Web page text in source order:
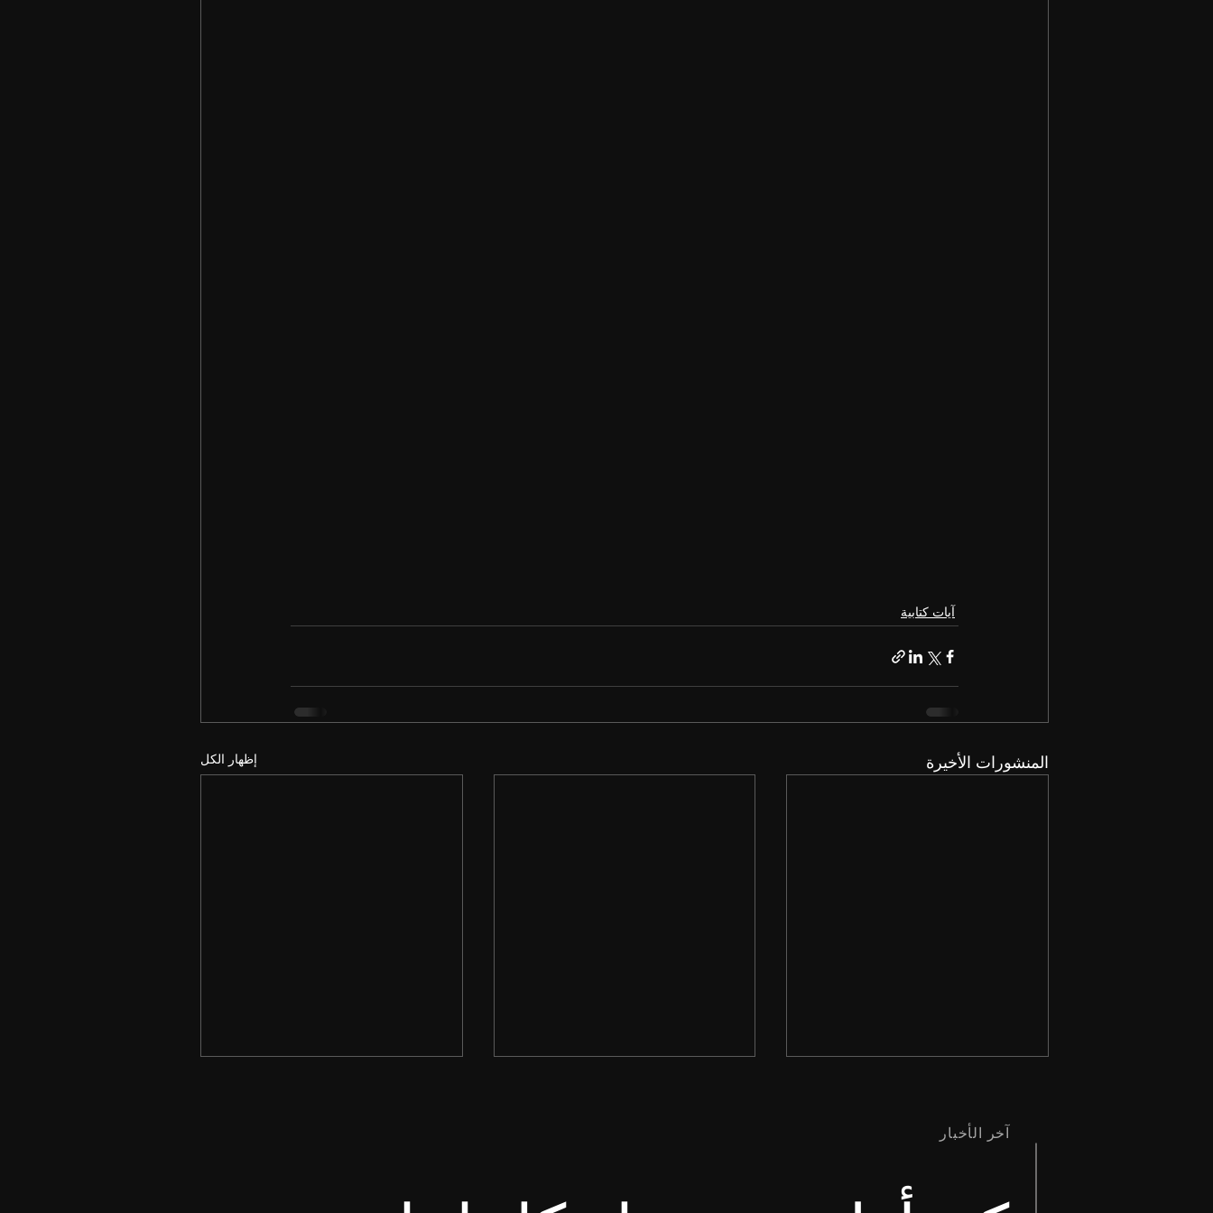
آيات كتابية
المنشورات الأخيرة إظهار الكل
آخر الأخبار